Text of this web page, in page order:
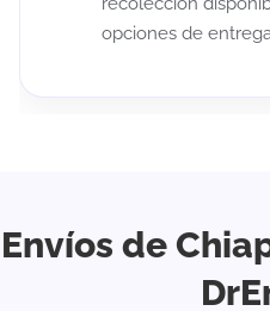
opciones de
Envíos de